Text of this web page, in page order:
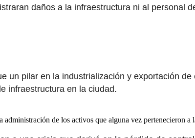
daños a la infraestructura ni al personal
un pilar en la industrialización y exportación
infraestructura en la ciudad.
administración de los activos que alguna vez pertenecieron